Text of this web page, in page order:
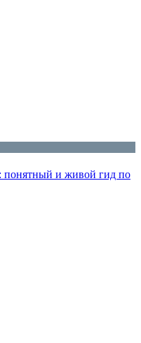
понятный и живой гид по